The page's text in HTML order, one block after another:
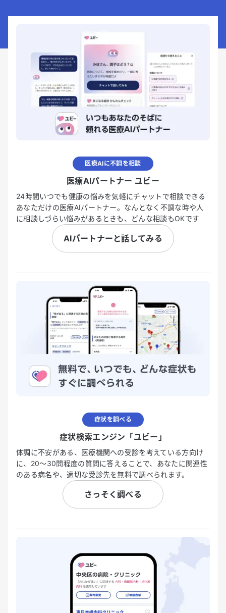
医療AIに不調を相談
医療AIパートナー ユビー
24時間いつでも健康の悩みを気軽にチャットで相談できる
あなただけの医療AIパートナー。なんとなく不調な時や人
に相談しづらい悩みがあるときも、どんな相談もOKです
AIパートナーと話してみる
症状を調べる
症状検索エンジン「ユビー」
体調に不安がある、医療機関への受診を考えている方向け
に、20〜30問程度の質問に答えることで、あなたに関連性
のある病名や、適切な受診先を無料で調べられます。
さっそく調べる